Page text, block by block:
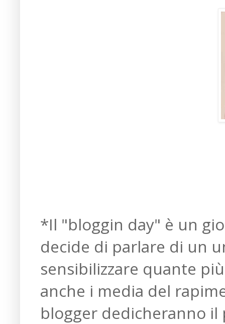
*Il "bloggin day" è un
decide di parlare di un
sensibilizzare quante
anche i media del
blogger dedicheranno